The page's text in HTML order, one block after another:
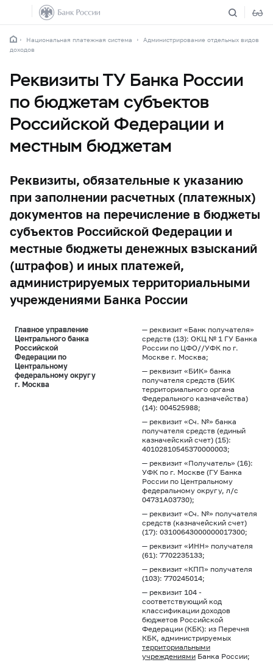
Национальная платежная система
Администрирование отдельных видов
доходов
Реквизиты ТУ Банка России
по бюджетам субъектов
Российской Федерации и
местным бюджетам
Реквизиты, обязательные к указанию
при заполнении расчетных (платежных)
документов на перечисление в бюджеты
субъектов Российской Федерации и
местные бюджеты денежных взысканий
(штрафов) и иных платежей,
администрируемых территориальными
учреждениями Банка России
Главное управление
Центрального банка
Российской
Федерации по
Центральному
федеральному округу
г. Москва
— реквизит «Банк получателя»
средств (13): ОКЦ № 1 ГУ Банка
России по ЦФО//УФК по г.
Москве г. Москва;
— реквизит «БИК» банка
получателя средств (БИК
территориального органа
Федерального казначейства)
(14): 004525988;
— реквизит «Сч. №» банка
получателя средств (единый
казначейский счет) (15):
40102810545370000003;
— реквизит «Получатель» (16):
УФК по г. Москве (ГУ Банка
России по Центральному
федеральному округу, л/с
04731А03730);
— реквизит «Сч. №» получателя
средств (казначейский счет)
(17): 03100643000000017300;
— реквизит «ИНН» получателя
(61): 7702235133;
— реквизит «КПП» получателя
(103): 770245014;
— реквизит 104 -
соответствующий код
классификации доходов
бюджетов Российской
Федерации (КБК): из Перечня
КБК, администрируемых
территориальными
учреждениями Банка России;